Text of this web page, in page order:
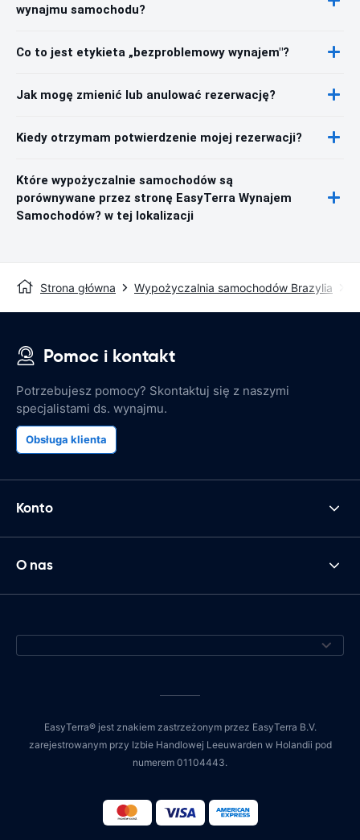
wynajmu samochodu?
Co to jest etykieta „bezproblemowy wynajem"?
Jak mogę zmienić lub anulować rezerwację?
Kiedy otrzymam potwierdzenie mojej rezerwacji?
Które wypożyczalnie samochodów są
porównywane przez stronę EasyTerra Wynajem
Samochodów? w tej lokalizacji
Strona główna Wypożyczalnia samochodów Brazylia
Pomoc i kontakt
Potrzebujesz pomocy? Skontaktuj się z naszymi
specjalistami ds. wynajmu.
Obsługa klienta
Konto
O nas
EasyTerra® jest znakiem zastrzeżonym przez EasyTerra B.V.
zarejestrowanym przy Izbie Handlowej Leeuwarden w Holandii pod
numerem 01104443.